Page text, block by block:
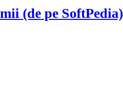
(de pe SoftPedia)